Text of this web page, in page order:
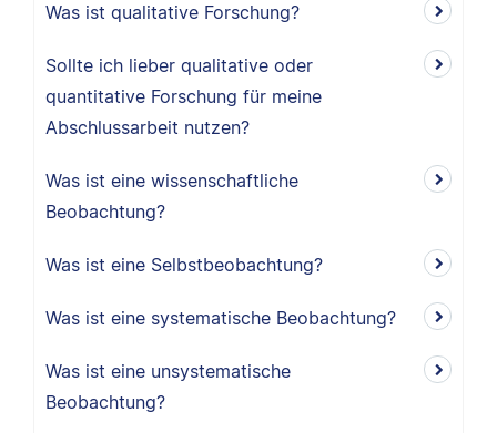
Was ist qualitative Forschung?
Sollte ich lieber qualitative oder
quantitative Forschung für meine
Abschlussarbeit nutzen?
Was ist eine wissenschaftliche
Beobachtung?
Was ist eine Selbstbeobachtung?
Was ist eine systematische Beobachtung?
Was ist eine unsystematische
Beobachtung?